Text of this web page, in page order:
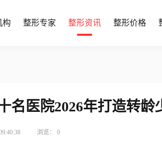
构 整形专家 整形资讯 整形价格
名医院2026年打造转龄
浏览：0